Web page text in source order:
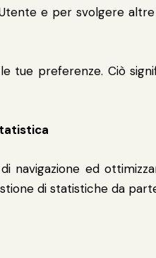
e per svolgere
tue preferenze. Ciò
ed
di statistiche da